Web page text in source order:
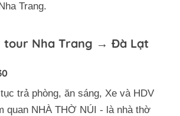
Trang.
tour Nha Trang → Đà Lạt
trả phòng, ăn sáng, Xe và HDV
quan NHÀ THỜ NÚI - là nhà thờ